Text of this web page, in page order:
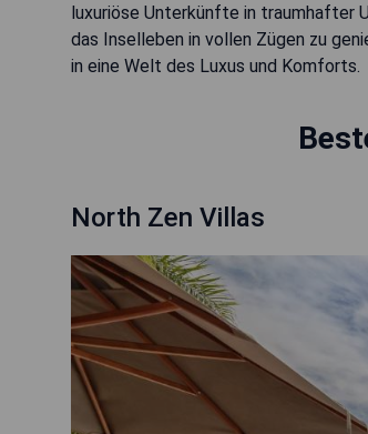
luxuriöse Unterkünfte in traumhafter
das Inselleben in vollen Zügen zu
in eine Welt des Luxus und Komforts.
North Zen Villas